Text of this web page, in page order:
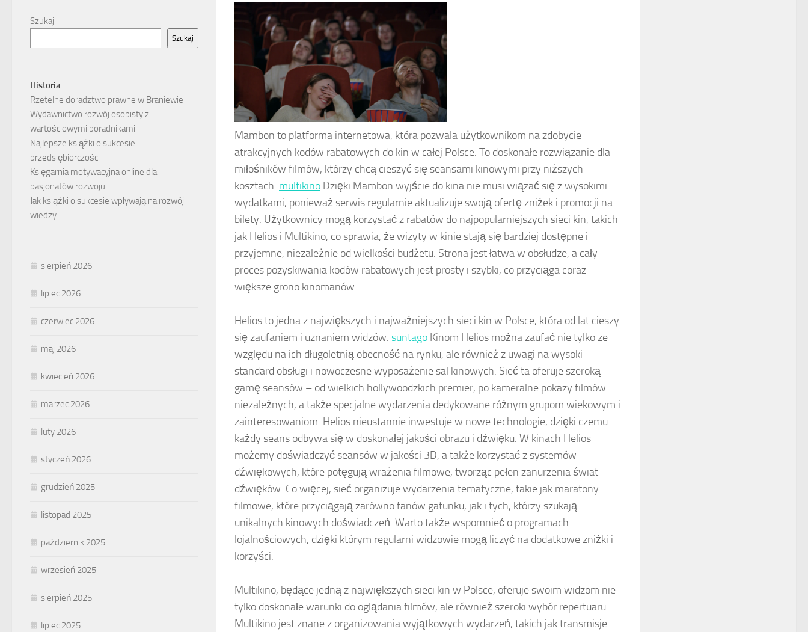
Mambon to platforma internetowa, która pozwala użytkownikom na zdobycie
atrakcyjnych kodów rabatowych do kin w całej Polsce. To doskonałe rozwiązanie dla
miłośników filmów, którzy chcą cieszyć się seansami kinowymi przy niższych
kosztach. multikino Dzięki Mambon wyjście do kina nie musi wiązać się z wysokimi
wydatkami, ponieważ serwis regularnie aktualizuje swoją ofertę zniżek i promocji na
bilety. Użytkownicy mogą korzystać z rabatów do najpopularniejszych sieci kin, takich
jak Helios i Multikino, co sprawia, że wizyty w kinie stają się bardziej dostępne i
przyjemne, niezależnie od wielkości budżetu. Strona jest łatwa w obsłudze, a cały
proces pozyskiwania kodów rabatowych jest prosty i szybki, co przyciąga coraz
większe grono kinomanów.
Helios to jedna z największych i najważniejszych sieci kin w Polsce, która od lat cieszy
się zaufaniem i uznaniem widzów. suntago Kinom Helios można zaufać nie tylko ze
względu na ich długoletnią obecność na rynku, ale również z uwagi na wysoki
standard obsługi i nowoczesne wyposażenie sal kinowych. Sieć ta oferuje szeroką
gamę seansów – od wielkich hollywoodzkich premier, po kameralne pokazy filmów
niezależnych, a także specjalne wydarzenia dedykowane różnym grupom wiekowym i
zainteresowaniom. Helios nieustannie inwestuje w nowe technologie, dzięki czemu
każdy seans odbywa się w doskonałej jakości obrazu i dźwięku. W kinach Helios
możemy doświadczyć seansów w jakości 3D, a także korzystać z systemów
dźwiękowych, które potęgują wrażenia filmowe, tworząc pełen zanurzenia świat
dźwięków. Co więcej, sieć organizuje wydarzenia tematyczne, takie jak maratony
filmowe, które przyciągają zarówno fanów gatunku, jak i tych, którzy szukają
unikalnych kinowych doświadczeń. Warto także wspomnieć o programach
lojalnościowych, dzięki którym regularni widzowie mogą liczyć na dodatkowe zniżki i
korzyści.
Multikino, będące jedną z największych sieci kin w Polsce, oferuje swoim widzom nie
tylko doskonałe warunki do oglądania filmów, ale również szeroki wybór repertuaru.
Multikino jest znane z organizowania wyjątkowych wydarzeń, takich jak transmisje
Szukaj
Szukaj
Historia
Rzetelne doradztwo prawne w Braniewie
Wydawnictwo rozwój osobisty z
wartościowymi poradnikami
Najlepsze książki o sukcesie i
przedsiębiorczości
Księgarnia motywacyjna online dla
pasjonatów rozwoju
Jak książki o sukcesie wpływają na rozwój
wiedzy
sierpień 2026
lipiec 2026
czerwiec 2026
maj 2026
kwiecień 2026
marzec 2026
luty 2026
styczeń 2026
grudzień 2025
listopad 2025
październik 2025
wrzesień 2025
sierpień 2025
lipiec 2025